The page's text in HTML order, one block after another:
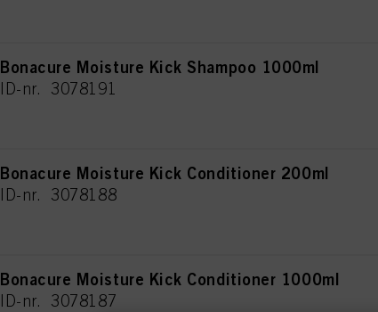
Bonacure Moisture Kick Shampoo 1000ml
ID-nr. 3078191
Bonacure Moisture Kick Conditioner 200ml
ID-nr. 3078188
Bonacure Moisture Kick Conditioner 1000ml
ID-nr. 3078187